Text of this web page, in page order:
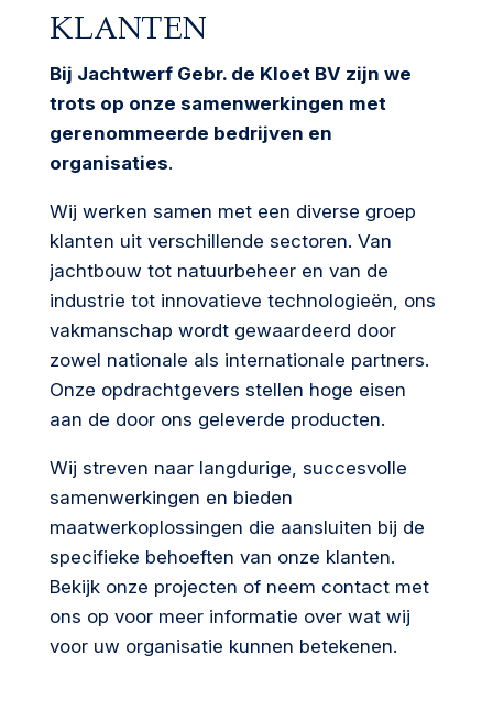
KLANTEN
Bij Jachtwerf Gebr. de Kloet BV zijn we
trots op onze samenwerkingen met
gerenommeerde bedrijven en
organisaties.
Wij werken samen met een diverse groep
klanten uit verschillende sectoren. Van
jachtbouw tot natuurbeheer en van de
industrie tot innovatieve technologieën, ons
vakmanschap wordt gewaardeerd door
zowel nationale als internationale partners.
Onze opdrachtgevers stellen hoge eisen
aan de door ons geleverde producten.
Wij streven naar langdurige, succesvolle
samenwerkingen en bieden
maatwerkoplossingen die aansluiten bij de
specifieke behoeften van onze klanten.
Bekijk onze projecten of neem contact met
ons op voor meer informatie over wat wij
voor uw organisatie kunnen betekenen.